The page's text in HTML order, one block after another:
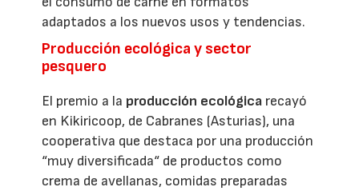
adaptados a los nuevos usos y tendencias.
Producción ecológica y sector
pesquero
El premio a la producción ecológica recayó
en Kikiricoop, de Cabranes (Asturias), una
cooperativa que destaca por una producción
“muy diversificada“ de productos como
crema de avellanas, comidas preparadas